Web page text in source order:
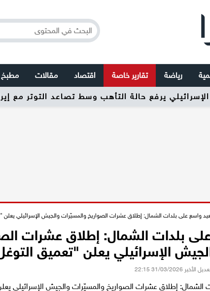
رياضة تقارير خاصة اقتصاد مقالات مطبخ
يرفع حالة التأهب وسط تصاعد التوتر مع
واسع على بلدات الشمال: إطلاق عشرات الصواريخ والمسيّرات والجيش الإسرائيلي يعلن
بلدات الشمال: إطلاق عشرات
الإسرائيلي يعلن "تعميق
الأخير 31/03/2026 22:15